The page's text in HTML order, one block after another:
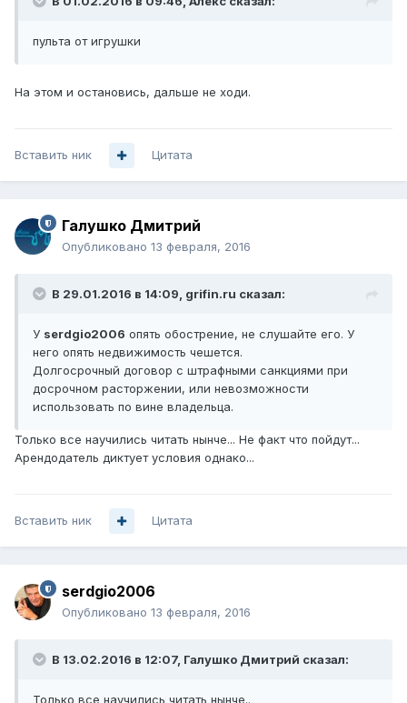
пульта от игрушки
На этом и остановись, дальше не ходи.
Вставить ник Цитата
Галушко Дмитрий
Опубликовано 13 февраля, 2016
В 29.01.2016 в 14:09, grifin.ru сказал:
У serdgio2006 опять обострение, не слушайте его. У
него опять недвижимость чешется.
Долгосрочный договор с штрафными санкциями при
досрочном расторжении, или невозможности
использовать по вине владельца.
Только все научились читать нынче... Не факт что пойдут...
Арендодатель диктует условия однако...
Вставить ник Цитата
serdgio2006
Опубликовано 13 февраля, 2016
В 13.02.2016 в 12:07, Галушко Дмитрий сказал:
Только все научились читать нынче..